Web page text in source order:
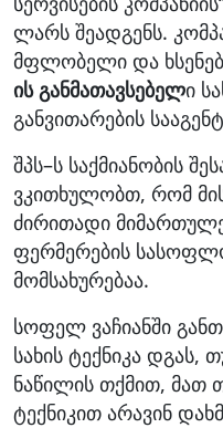
ლარს შეადგენს.
მფლობელი და
ის განმათავსებელი
განვითარების
შპს–ს საქმიანობის
ვკითხულობთ, რომ
ძირითადი
ფერმერების
მომსახურებაა.
სოფელ ვაჩიანში
სახის ტექნიკა დგას,
ნაწილის თქმით, მათ
ტექნიკით არავინ